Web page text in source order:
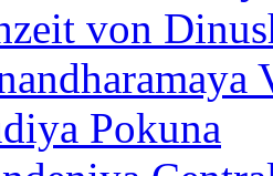
von
Pokuna